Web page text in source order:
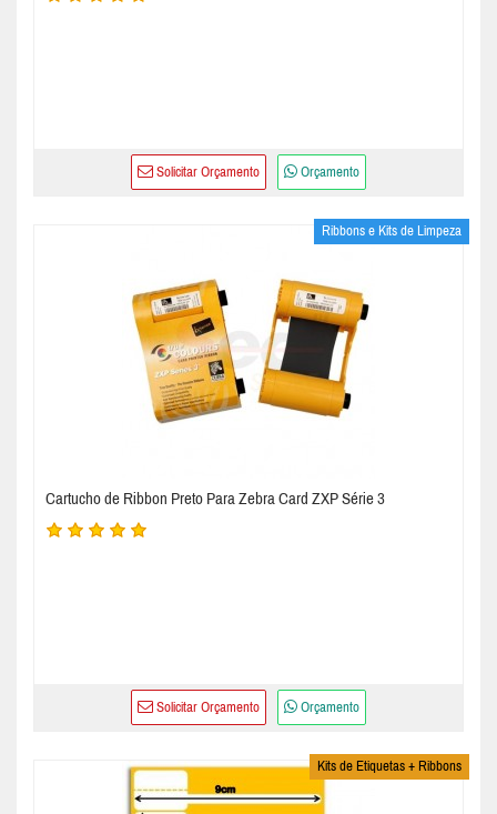
Solicitar Orçamento Orçamento
Ribbons e Kits de Limpeza
Cartucho de Ribbon Preto Para Zebra Card ZXP Série 3
Solicitar Orçamento Orçamento
Kits de Etiquetas + Ribbons